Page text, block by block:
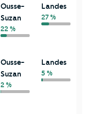
Ousse-
Suzan
22 %
Landes
27 %
Ousse-
Suzan
2 %
Landes
5 %